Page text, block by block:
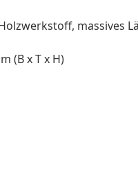
massives
(B x T x H)